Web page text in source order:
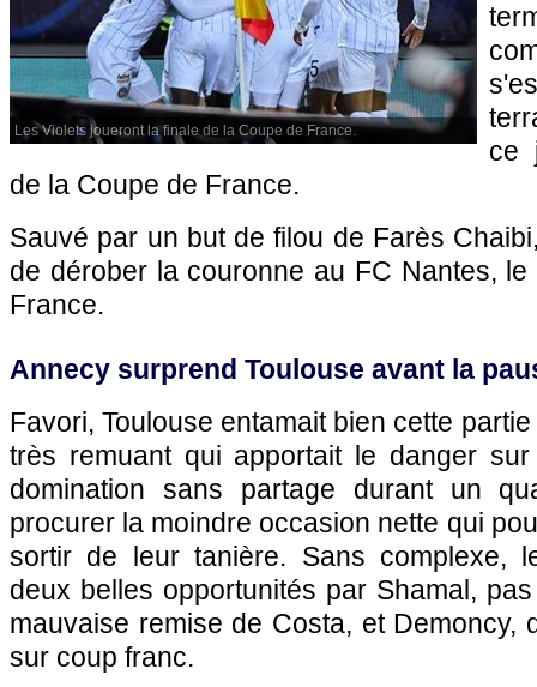
Les Violets joueront la finale de la Coupe de France.
ce
de la Coupe de France.
Sauvé par un but de filou de Farès
de dérober la couronne au FC Nantes,
France.
Annecy surprend Toulouse avant la
Favori, Toulouse entamait bien cette
très remuant qui apportait le danger
domination sans partage durant un
procurer la moindre occasion nette qui
sortir de leur tanière. Sans complexe,
deux belles opportunités par Shamal,
mauvaise remise de Costa, et Demoncy,
sur coup franc.